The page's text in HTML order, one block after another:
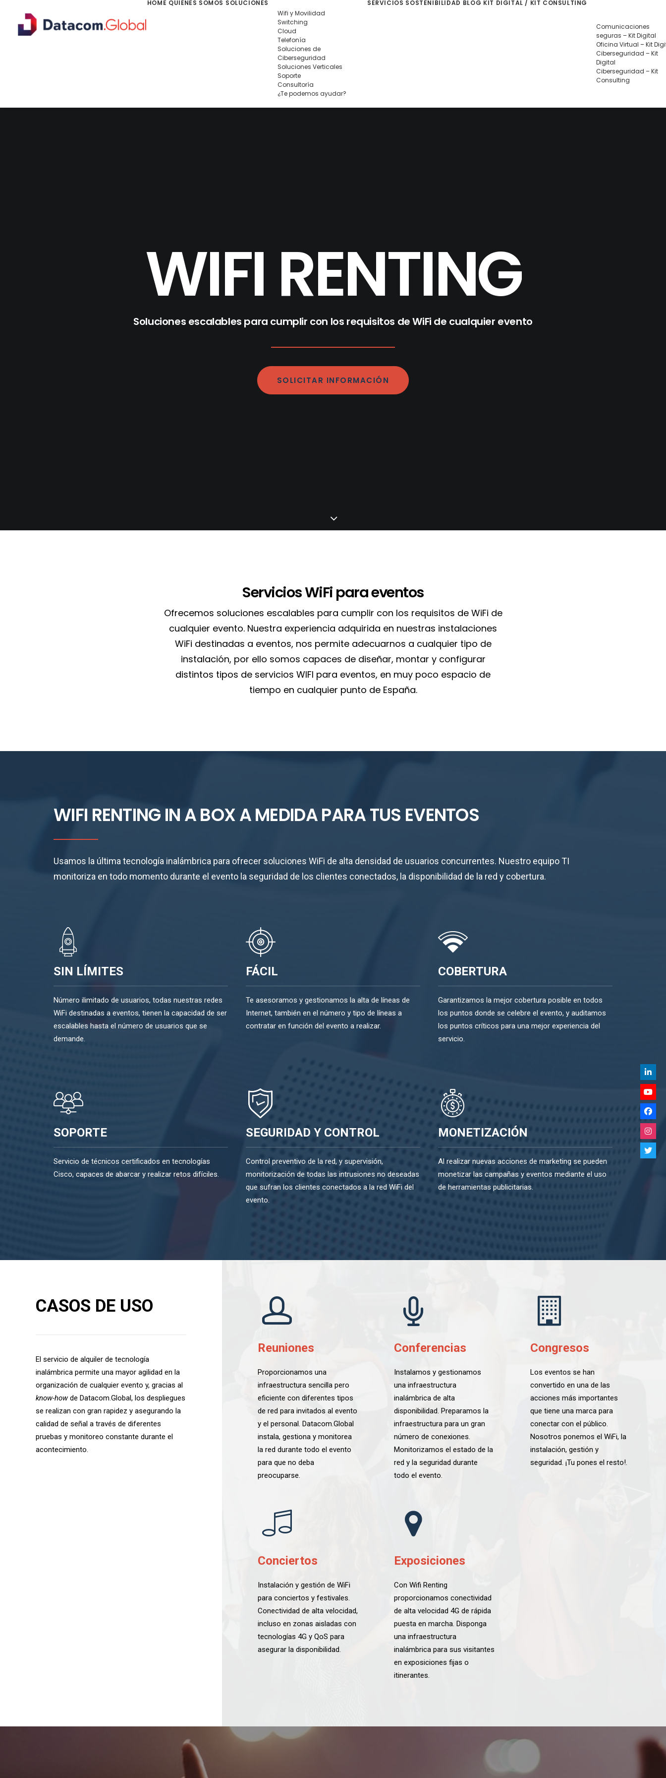
HOME QUIÉNES SOMOS SOLUCIONES
Wifi y Movilidad
Switching
Cloud
Telefonía
Soluciones de
Ciberseguridad
Soluciones Verticales
Soporte
Consultoría
¿Te podemos ayudar?
SERVICIOS SOSTENIBILIDAD BLOG KIT DIGITAL / KIT CONSULTING
Comunicaciones
seguras – Kit Digital
Oficina Virtual – Kit
Ciberseguridad – Kit
Digital
Ciberseguridad – Kit
Consulting
WIFI RENTING
Soluciones escalables para cumplir con los requisitos de WiFi de cualquier evento
SOLICITAR INFORMACIÓN
Servicios WiFi para eventos
Ofrecemos soluciones escalables para cumplir con los requisitos de WiFi de
cualquier evento. Nuestra experiencia adquirida en nuestras instalaciones
WiFi destinadas a eventos, nos permite adecuarnos a cualquier tipo de
instalación, por ello somos capaces de diseñar, montar y configurar
distintos tipos de servicios WIFI para eventos, en muy poco espacio de
tiempo en cualquier punto de España.
WIFI RENTING IN A BOX A MEDIDA PARA TUS EVENTOS
Usamos la última tecnología inalámbrica para ofrecer soluciones WiFi de alta densidad de usuarios concurrentes. Nuestro equipo TI
monitoriza en todo momento durante el evento la seguridad de los clientes conectados, la disponibilidad de la red y cobertura.
SIN LÍMITES
Número ilimitado de usuarios, todas nuestras redes
WiFi destinadas a eventos, tienen la capacidad de ser
escalables hasta el número de usuarios que se
demande.
FÁCIL
Te asesoramos y gestionamos la alta de líneas de
Internet, también en el número y tipo de líneas a
contratar en función del evento a realizar.
COBERTURA
Garantizamos la mejor cobertura posible en todos
los puntos donde se celebre el evento, y auditamos
los puntos críticos para una mejor experiencia del
servicio.
SOPORTE
Servicio de técnicos certificados en tecnologías
Cisco, capaces de abarcar y realizar retos difíciles.
SEGURIDAD Y CONTROL
Control preventivo de la red, y supervisión,
monitorización de todas las intrusiones no deseadas
que sufran los clientes conectados a la red WiFi del
evento.
MONETIZACIÓN
Al realizar nuevas acciones de marketing se pueden
monetizar las campañas y eventos mediante el uso
de herramientas publicitarias.
CASOS DE USO
El servicio de alquiler de tecnología
inalámbrica permite una mayor agilidad en la
organización de cualquier evento y, gracias al
know-how de Datacom.Global, los despliegues
se realizan con gran rapidez y asegurando la
calidad de señal a través de diferentes
pruebas y monitoreo constante durante el
acontecimiento.
Reuniones
Proporcionamos una
infraestructura sencilla pero
eficiente con diferentes tipos
de red para invitados al evento
y el personal. Datacom.Global
instala, gestiona y monitorea
la red durante todo el evento
para que no deba
preocuparse.
Conferencias
Instalamos y gestionamos
una infraestructura
inalámbrica de alta
disponibilidad. Preparamos la
infraestructura para un gran
número de conexiones.
Monitorizamos el estado de la
red y la seguridad durante
todo el evento.
Congresos
Los eventos se han
convertido en una de las
acciones más importantes
que tiene una marca para
conectar con el público.
Nosotros ponemos el WiFi, la
instalación, gestión y
seguridad. ¡Tu pones el resto!.
Conciertos
Instalación y gestión de WiFi
para conciertos y festivales.
Conectividad de alta velocidad,
incluso en zonas aisladas con
tecnologías 4G y QoS para
asegurar la disponibilidad.
Exposiciones
Con Wifi Renting
proporcionamos conectividad
de alta velocidad 4G de rápida
puesta en marcha. Disponga
una infraestructura
inalámbrica para sus visitantes
en exposiciones fijas o
itinerantes.